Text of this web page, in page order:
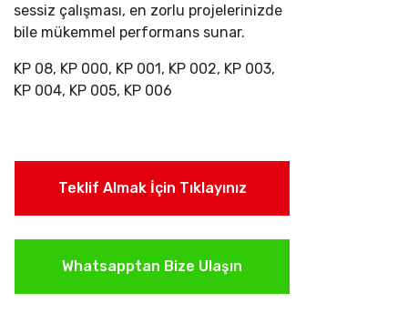
sessiz çalışması, en zorlu projelerinizde
bile mükemmel performans sunar.
KP 08, KP 000, KP 001, KP 002, KP 003,
KP 004, KP 005, KP 006
Teklif Almak İçin Tıklayınız
Whatsapptan Bize Ulaşın